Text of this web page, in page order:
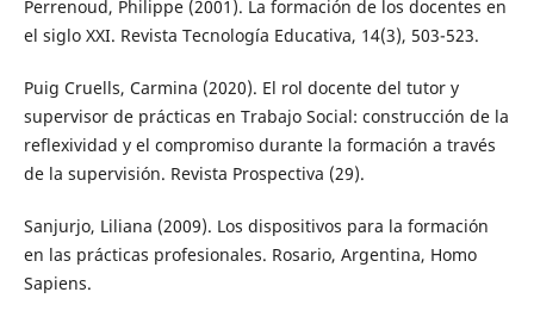
Perrenoud, Philippe (2001). La formación de los docentes en
el siglo XXI. Revista Tecnología Educativa, 14(3), 503-523.
Puig Cruells, Carmina (2020). El rol docente del tutor y
supervisor de prácticas en Trabajo Social: construcción de la
reflexividad y el compromiso durante la formación a través
de la supervisión. Revista Prospectiva (29).
Sanjurjo, Liliana (2009). Los dispositivos para la formación
en las prácticas profesionales. Rosario, Argentina, Homo
Sapiens.